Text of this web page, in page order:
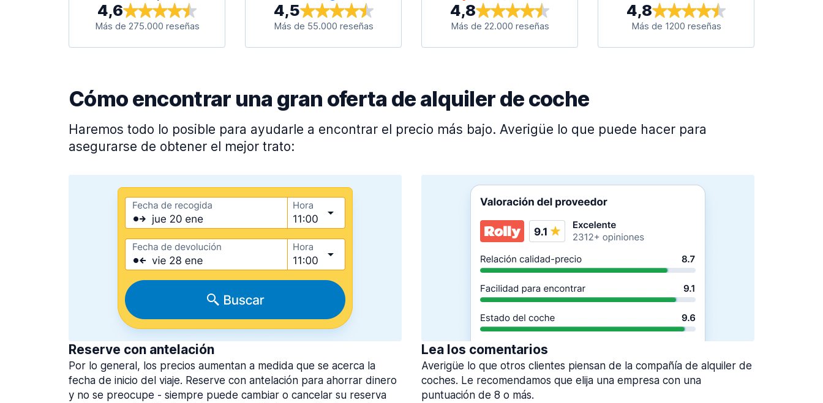
4,6
Más de 275.000 reseñas
4,5
Más de 55.000 reseñas
4,8
Más de 22.000 reseñas
4,8
Más de 1200 reseñas
Cómo encontrar una gran oferta de alquiler de coche
Haremos todo lo posible para ayudarle a encontrar el precio más bajo. Averigüe lo que puede hacer para
asegurarse de obtener el mejor trato:
Reserve con antelación
Por lo general, los precios aumentan a medida que se acerca la
fecha de inicio del viaje. Reserve con antelación para ahorrar dinero
y no se preocupe - siempre puede cambiar o cancelar su reserva
Lea los comentarios
Averigüe lo que otros clientes piensan de la compañía de alquiler de
coches. Le recomendamos que elija una empresa con una
puntuación de 8 o más.